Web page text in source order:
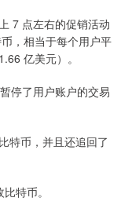
7 点左右的促销活动
，相当于每个用户平
亿美元）。
停了用户账户的交易
币，并且还追回了
特币。